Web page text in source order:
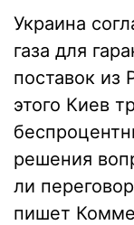
Украина
газа для
поставок
этого Киев
решения
ли
пишет